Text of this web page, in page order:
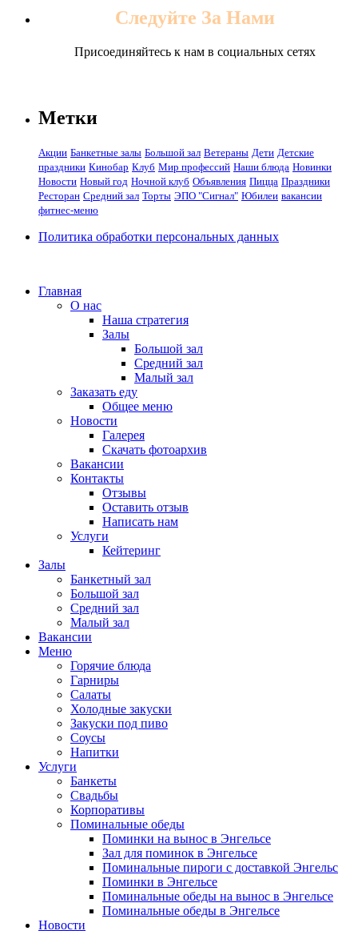
Следуйте За Нами
Присоединяйтесь к нам в социальных сетях
Метки
Акции Банкетные залы Большой зал Ветераны Дети Детские
праздники Кинобар Клуб Мир профессий Наши блюда Новинки
Новости Новый год Ночной клуб Объявления Пицца Праздники
Ресторан Средний зал Торты ЭПО "Сигнал" Юбилеи вакансии
фитнес-меню
Политика обработки персональных данных
Главная
О нас
Наша стратегия
Залы
Большой зал
Средний зал
Малый зал
Заказать еду
Общее меню
Новости
Галерея
Скачать фотоархив
Вакансии
Контакты
Отзывы
Оставить отзыв
Написать нам
Услуги
Кейтеринг
Залы
Банкетный зал
Большой зал
Средний зал
Малый зал
Вакансии
Меню
Горячие блюда
Гарниры
Салаты
Холодные закуски
Закуски под пиво
Соусы
Напитки
Услуги
Банкеты
Свадьбы
Корпоративы
Поминальные обеды
Поминки на вынос в Энгельсе
Зал для поминок в Энгельсе
Поминальные пироги с доставкой Энгельс
Поминки в Энгельсе
Поминальные обеды на вынос в Энгельсе
Поминальные обеды в Энгельсе
Новости